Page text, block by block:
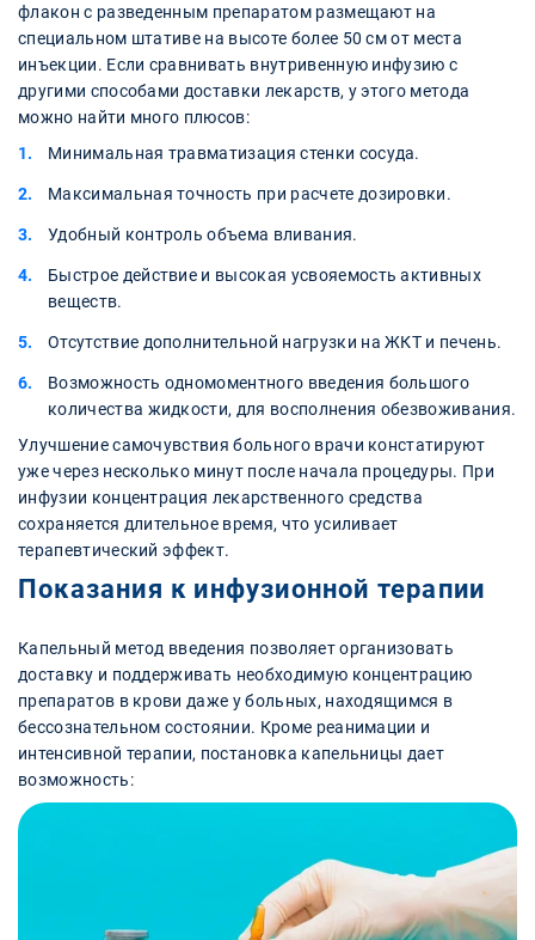
флакон с разведенным препаратом размещают на
специальном штативе на высоте более 50 см от места
инъекции. Если сравнивать внутривенную инфузию с
другими способами доставки лекарств, у этого метода
можно найти много плюсов:
Минимальная травматизация стенки сосуда.
Максимальная точность при расчете дозировки.
Удобный контроль объема вливания.
Быстрое действие и высокая усвояемость активных
веществ.
Отсутствие дополнительной нагрузки на ЖКТ и печень.
Возможность одномоментного введения большого
количества жидкости, для восполнения обезвоживания.
Улучшение самочувствия больного врачи констатируют
уже через несколько минут после начала процедуры. При
инфузии концентрация лекарственного средства
сохраняется длительное время, что усиливает
терапевтический эффект.
Показания к инфузионной терапии
Капельный метод введения позволяет организовать
доставку и поддерживать необходимую концентрацию
препаратов в крови даже у больных, находящимся в
бессознательном состоянии. Кроме реанимации и
интенсивной терапии, постановка капельницы дает
возможность: